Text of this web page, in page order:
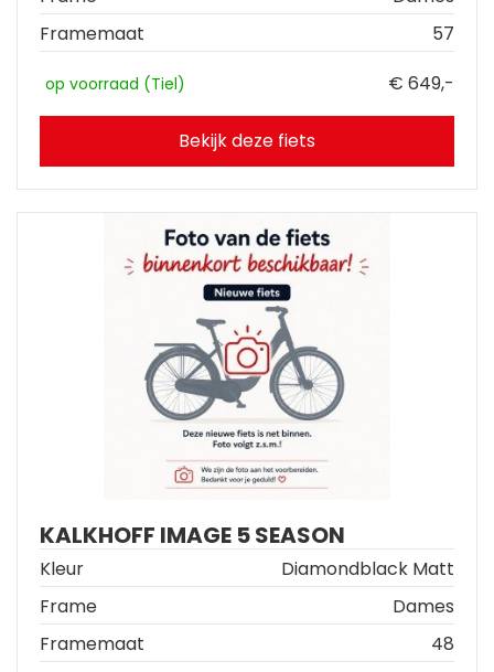
Framemaat
57
op voorraad (Tiel) € 649,-
Bekijk deze fiets
KALKHOFF IMAGE 5 SEASON
Kleur
Diamondblack Matt
Frame
Dames
Framemaat
48